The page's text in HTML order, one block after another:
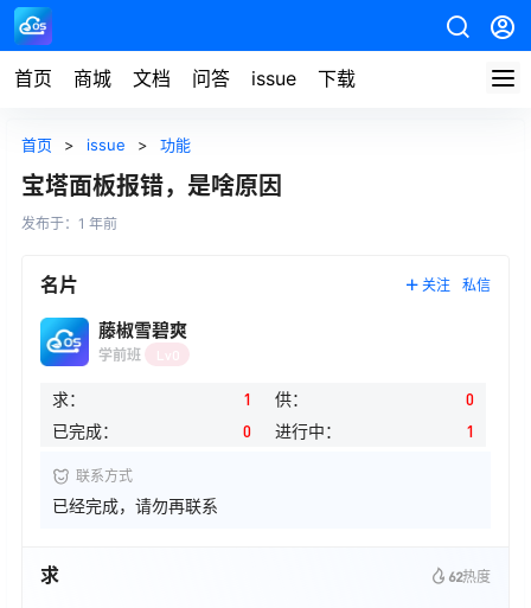
首页 商城 文档 问答 issue 下载
首页 > issue > 功能
宝塔面板报错，是啥原因
发布于： 1 年前
名片 关注 私信
藤椒雪碧爽
学前班 Lv0
求： 1 供：
0
已完成：
0 进行中： 1
联系方式
已经完成，请勿再联系
求 62热度